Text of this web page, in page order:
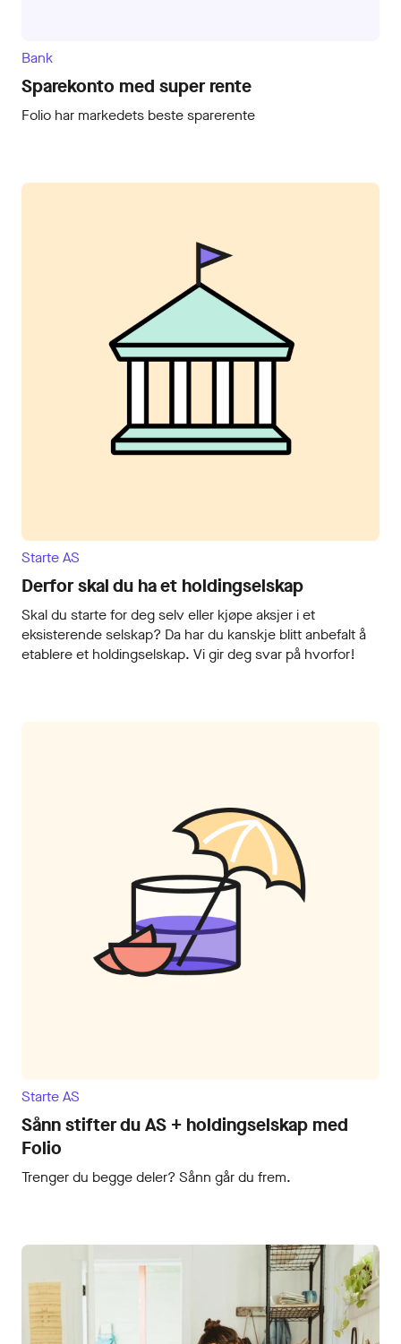
Bank
Sparekonto med super rente
Folio har markedets beste sparerente
Starte AS
Derfor skal du ha et holdingselskap
Skal du starte for deg selv eller kjøpe aksjer i et
eksisterende selskap? Da har du kanskje blitt anbefalt å
etablere et holdingselskap. Vi gir deg svar på hvorfor!
Starte AS
Sånn stifter du AS + holdingselskap med
Folio
Trenger du begge deler? Sånn går du frem.